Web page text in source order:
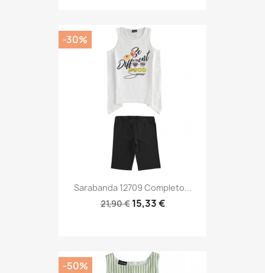
Sarabanda 12709 Completo...
21,90 € 15,33 €
-30%
-50%